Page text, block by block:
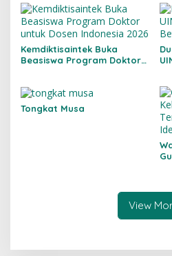
Kemdiktisaintek Buka
Beasiswa Program Doktor
Tongkat Musa
View